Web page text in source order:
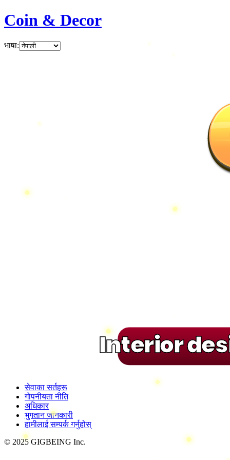
Coin & Decor
भाषा:
Interior
सेवाका सर्तहरू
गोपनीयता नीति
अधिकार
भुगतान जानकारी
हामीलाई सम्पर्क गर्नुहोस्
© 2025 GIGBEING Inc.